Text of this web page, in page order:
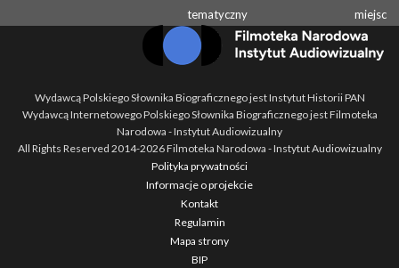
tematyczny
miejsc
Wydawcą Polskiego Słownika Biograficznego jest Instytut Historii PAN
Wydawcą Internetowego Polskiego Słownika Biograficznego jest Filmoteka
Narodowa - Instytut Audiowizualny
All Rights Reserved 2014-2026Filmoteka Narodowa - Instytut Audiowizualny
Polityka prywatności
Informacje o projekcie
Kontakt
Regulamin
Mapa strony
BIP